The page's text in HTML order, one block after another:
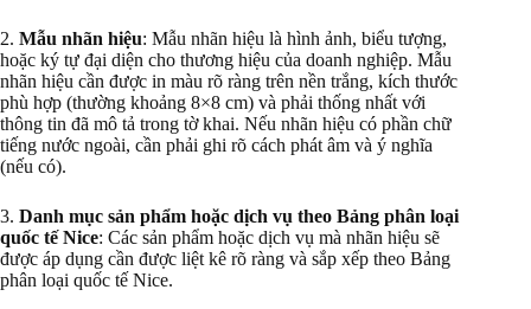
2. Mẫu nhãn hiệu: Mẫu nhãn hiệu là hình ảnh, biểu tượng,
hoặc ký tự đại diện cho thương hiệu của doanh nghiệp. Mẫu
nhãn hiệu cần được in màu rõ ràng trên nền trắng, kích thước
phù hợp (thường khoảng 8×8 cm) và phải thống nhất với
thông tin đã mô tả trong tờ khai. Nếu nhãn hiệu có phần chữ
tiếng nước ngoài, cần phải ghi rõ cách phát âm và ý nghĩa
(nếu có).
3. Danh mục sản phẩm hoặc dịch vụ theo Bảng phân loại
quốc tế Nice: Các sản phẩm hoặc dịch vụ mà nhãn hiệu sẽ
được áp dụng cần được liệt kê rõ ràng và sắp xếp theo Bảng
phân loại quốc tế Nice.